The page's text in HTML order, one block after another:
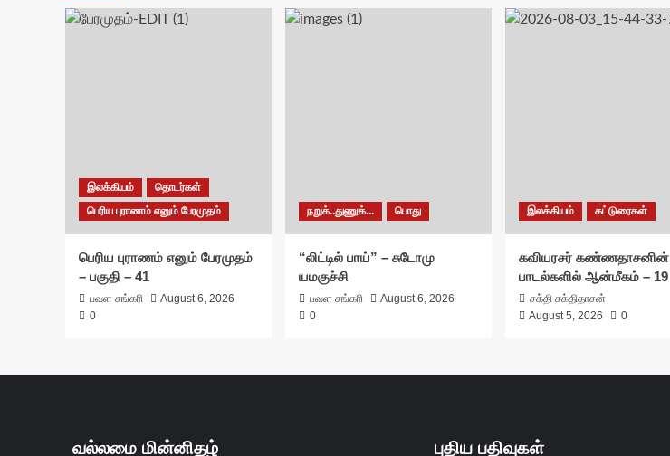
இலக்கியம்
தொடர்கள்
பெரிய புராணம் எனும் பேரமுதம்
பெரிய புராணம் எனும் பேரமுதம்
– பகுதி – 41
பவள சங்கரி
August 6, 2026
0
நறுக்..துணுக்... பொது
“லிட்டில் பாய்” – சுடோமு
யமகுச்சி
பவள சங்கரி
August 6, 2026
0
இலக்கியம் கட்டுரைகள்
கவியரசர் கண்ணதாசனின்
பாடல்களில் ஆன்மீகம் – 19
சக்தி சக்திதாசன்
August 5, 2026
0
வல்லமை மின்னிதழ் புதிய பதிவுகள்